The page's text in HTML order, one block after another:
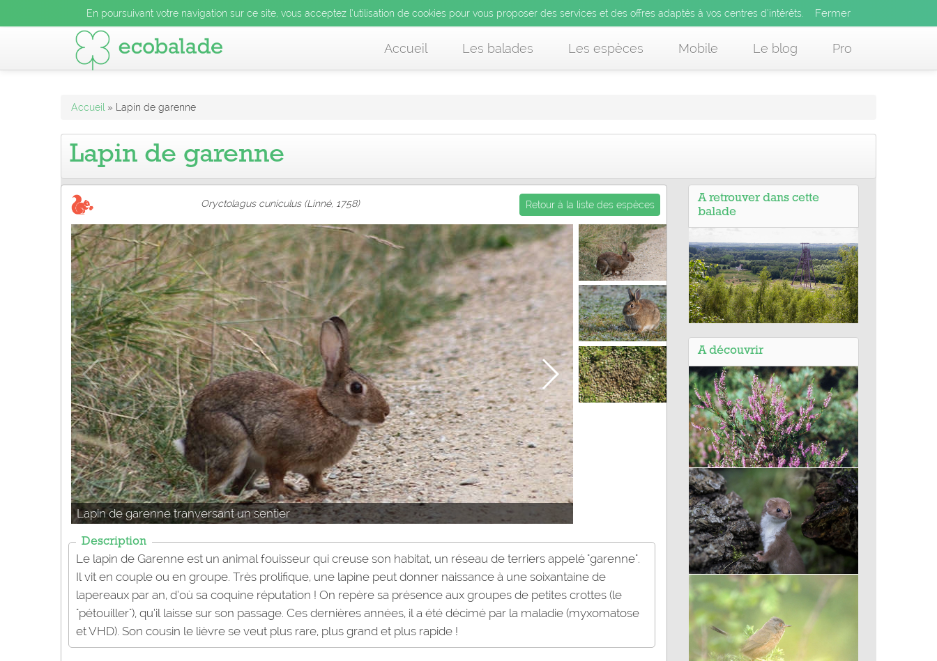
En poursuivant votre navigation sur ce site, vous acceptez l’utilisation de cookies pour vous proposer des services et des offres adaptés à vos centres d’intérêts. x
Accueil Les balades Les espèces Mobile Le blog Pro
En poursuivant votre navigation sur ce site, vous acceptez l’utilisation de cookies pour vous proposer des services et des offres adaptés à vos centres d’intérêts. Fermer
En poursuivant votre navigation sur ce site, vous acceptez l’utilisation de cookies pour vous proposer des services et des offres adaptés à vos centres d’intérêts.
Accueil » Lapin de garenne
Lapin de garenne
Oryctolagus cuniculus (Linné, 1758) Retour à la liste des espèces
Lapin de garenne tranversant un sentier
Description
Le lapin de Garenne est un animal fouisseur qui creuse son habitat, un réseau de terriers appelé "garenne".
Il vit en couple ou en groupe. Très prolifique, une lapine peut donner naissance à une soixantaine de
lapereaux par an, d’où sa coquine réputation ! On repère sa présence aux groupes de petites crottes (le
"pétouiller"), qu’il laisse sur son passage. Ces dernières années, il a été décimé par la maladie (myxomatose
et VHD). Son cousin le lièvre se veut plus rare, plus grand et plus rapide !
A retrouver dans cette
balade
- site de Chabaud Latour sur le
circuit de la Canarderie
A découvrir
Callune
Belette d'Europe